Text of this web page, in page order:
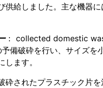
供給しました。主な機器
： collected domestic
備破砕を行い、サイズを
します。
砕されたプラスチック片